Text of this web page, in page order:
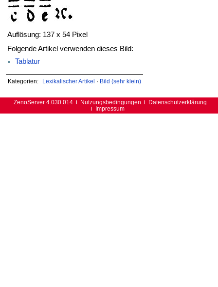
Auflösung: 137 x 54 Pixel
Folgende Artikel verwenden dieses Bild:
Tablatur
Kategorien: Lexikalischer Artikel · Bild (sehr klein)
ZenoServer 4.030.014 Nutzungsbedingungen
Datenschutzerklärung
Impressum